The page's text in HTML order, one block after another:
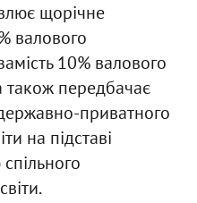
щорічне
валового
10% валового
також передбачає
приватного
на підставі